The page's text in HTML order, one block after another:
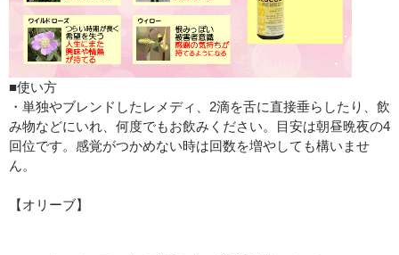
■使い方
・単独やブレンドしたレメディ、2滴を舌に直接垂らしたり、飲
み物などにいれ、何度でもお飲みください。目安は朝昼晩夜の4
回位です。感覚がつかめない時は回数を増やしても構いませ
ん。
【オリーブ】